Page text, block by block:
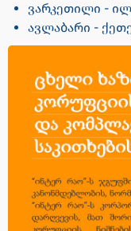
ვარკეთილი -
ავლაბარი -